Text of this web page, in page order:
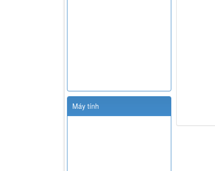
Máy tính